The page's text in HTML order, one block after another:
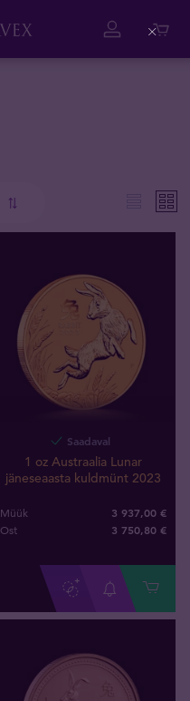
Saadaval
1 oz Austraalia Lunar
jäneseaasta kuldmünt 2023
Müük 3 937,00 €
Ost 3 750,80 €
Close